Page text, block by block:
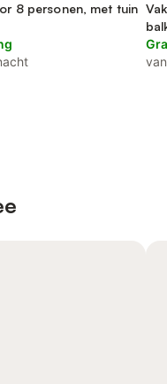
8 personen, met tuin